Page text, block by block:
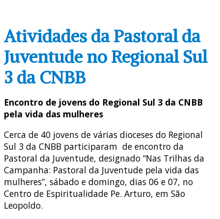
Atividades da Pastoral da
Juventude no Regional Sul
3 da CNBB
Encontro de jovens do Regional Sul 3 da CNBB
pela vida das mulheres
Cerca de 40 jovens de várias dioceses do Regional
Sul 3 da CNBB participaram de encontro da
Pastoral da Juventude, designado “Nas Trilhas da
Campanha: Pastoral da Juventude pela vida das
mulheres”, sábado e domingo, dias 06 e 07, no
Centro de Espiritualidade Pe. Arturo, em São
Leopoldo.